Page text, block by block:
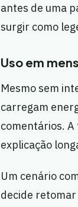
antes de uma
surgir como
Uso em
Mesmo sem
carregam
comentários.
explicação
Um cenário
decide retomar